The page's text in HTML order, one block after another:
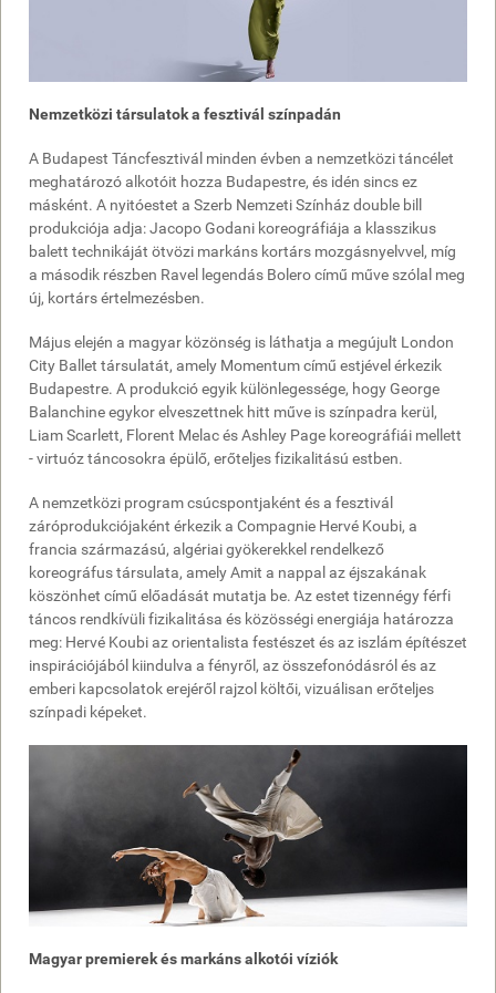
Nemzetközi társulatok a fesztivál színpadán
A Budapest Táncfesztivál minden évben a nemzetközi táncélet
meghatározó alkotóit hozza Budapestre, és idén sincs ez
másként. A nyitóestet a Szerb Nemzeti Színház double bill
produkciója adja: Jacopo Godani koreográfiája a klasszikus
balett technikáját ötvözi markáns kortárs mozgásnyelvvel, míg
a második részben Ravel legendás Bolero című műve szólal meg
új, kortárs értelmezésben.
Május elején a magyar közönség is láthatja a megújult London
City Ballet társulatát, amely Momentum című estjével érkezik
Budapestre. A produkció egyik különlegessége, hogy George
Balanchine egykor elveszettnek hitt műve is színpadra kerül,
Liam Scarlett, Florent Melac és Ashley Page koreográfiái mellett
- virtuóz táncosokra épülő, erőteljes fizikalitású estben.
A nemzetközi program csúcspontjaként és a fesztivál
záróprodukciójaként érkezik a Compagnie Hervé Koubi, a
francia származású, algériai gyökerekkel rendelkező
koreográfus társulata, amely Amit a nappal az éjszakának
köszönhet című előadását mutatja be. Az estet tizennégy férfi
táncos rendkívüli fizikalitása és közösségi energiája határozza
meg: Hervé Koubi az orientalista festészet és az iszlám építészet
inspirációjából kiindulva a fényről, az összefonódásról és az
emberi kapcsolatok erejéről rajzol költői, vizuálisan erőteljes
színpadi képeket.
Magyar premierek és markáns alkotói víziók